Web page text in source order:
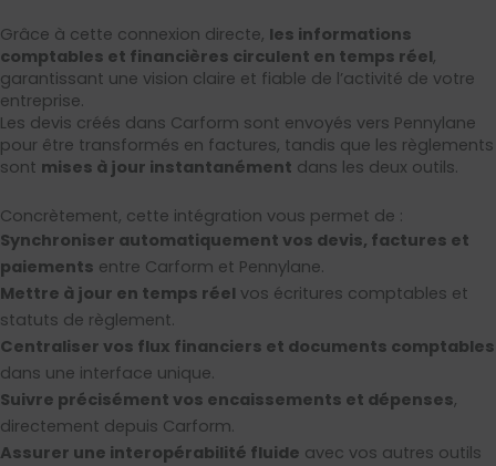
Grâce à cette connexion directe, les informations
comptables et financières circulent en temps réel,
garantissant une vision claire et fiable de l’activité de votre
entreprise.
Les devis créés dans Carform sont envoyés vers Pennylane
pour être transformés en factures, tandis que les règlements
sont mises à jour instantanément dans les deux outils.
Concrètement, cette intégration vous permet de :
Synchroniser automatiquement vos devis, factures et
paiements entre Carform et Pennylane.
Mettre à jour en temps réel vos écritures comptables et
statuts de règlement.
Centraliser vos flux financiers et documents comptables
dans une interface unique.
Suivre précisément vos encaissements et dépenses,
directement depuis Carform.
Assurer une interopérabilité fluide avec vos autres outils